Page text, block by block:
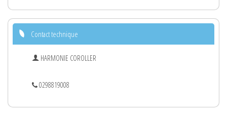
Contact technique
HARMONIE COROLLER
0298819008